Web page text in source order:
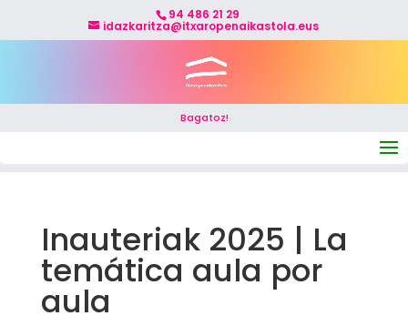
94 486 21 29
idazkaritza@itxaropenaikastola.eus
Bagatoz!
Inauteriak 2025 | La
temática aula por
aula